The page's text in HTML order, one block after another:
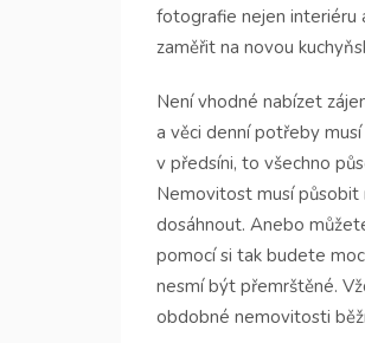
fotografie nejen interiéru
zaměřit na novou
Není vhodné nabízet
a věci denní potřeby
v předsíni, to všechno
Nemovitost musí působit
dosáhnout. Anebo
pomocí si tak budete
nesmí být přemrštěné.
obdobné nemovitosti